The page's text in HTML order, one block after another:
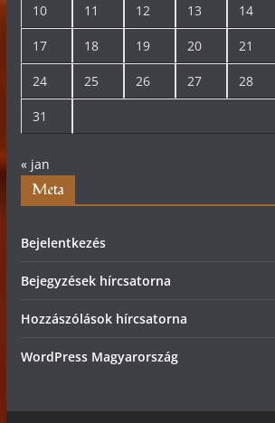
10 11 12 13 14
17 18 19 20 21
24 25 26 27 28
31
« jan
Meta
Bejelentkezés
Bejegyzések hírcsatorna
Hozzászólások hírcsatorna
WordPress Magyarország